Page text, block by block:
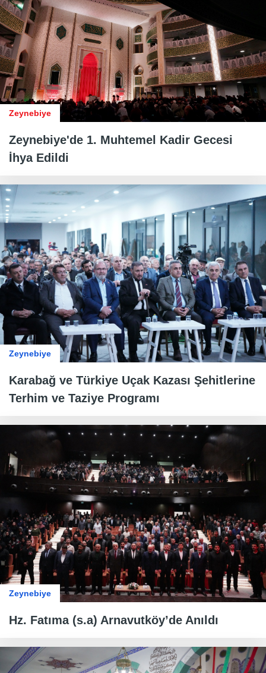
Zeynebiye
Zeynebiye'de 1. Muhtemel Kadir Gecesi
İhya Edildi
Zeynebiye
Karabağ ve Türkiye Uçak Kazası Şehitlerine
Terhim ve Taziye Programı
Zeynebiye
Hz. Fatıma (s.a) Arnavutköy’de Anıldı